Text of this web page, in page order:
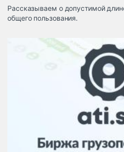
грузовые
Спецтехника
Автосервис,
запчасти,
Топливо,
автохимия
Рассказываем о допустимой
общего пользования.